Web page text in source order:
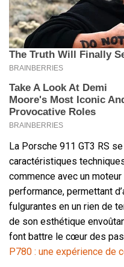
La Porsche 911 GT3 RS
caractéristiques
commence avec un
performance, permettant
fulgurantes en un rien de
de son esthétique
font battre le cœur des
P780 : une expérience de